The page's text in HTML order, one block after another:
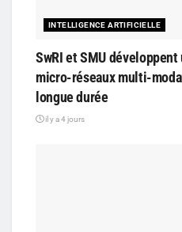
INTELLIGENCE ARTIFICIELLE
SwRI et SMU
micro-réseaux multi-
longue durée
il y a 4 jours